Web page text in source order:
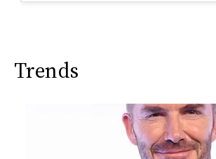
Trends